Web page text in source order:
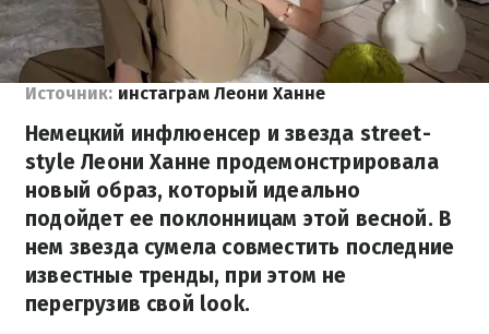
Источник: инстаграм Леони Ханне
Немецкий инфлюенсер и звезда street-
style Леони Ханне продемонстрировала
новый образ, который идеально
подойдет ее поклонницам этой весной. В
нем звезда сумела совместить последние
известные тренды, при этом не
перегрузив свой look.